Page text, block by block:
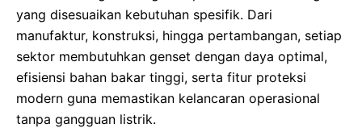
yang disesuaikan kebutuhan spesifik. Dari
manufaktur, konstruksi, hingga pertambangan, setiap
sektor membutuhkan genset dengan daya optimal,
efisiensi bahan bakar tinggi, serta fitur proteksi
modern guna memastikan kelancaran operasional
tanpa gangguan listrik.